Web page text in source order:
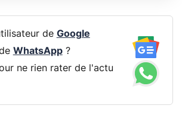
de Google
WhatsApp?
ne rien rater de l'actu